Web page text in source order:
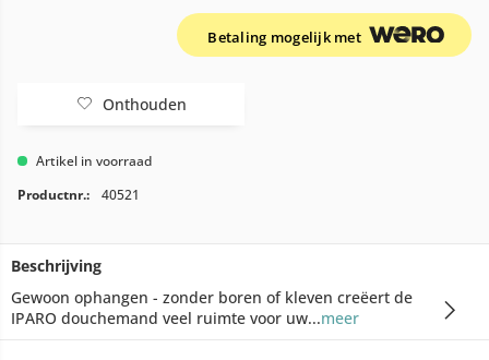
Betaling mogelijk met
Onthouden
Artikel in voorraad
Productnr.:
40521
Beschrijving
Gewoon ophangen - zonder boren of kleven creëert de
IPARO douchemand veel ruimte voor uw...meer